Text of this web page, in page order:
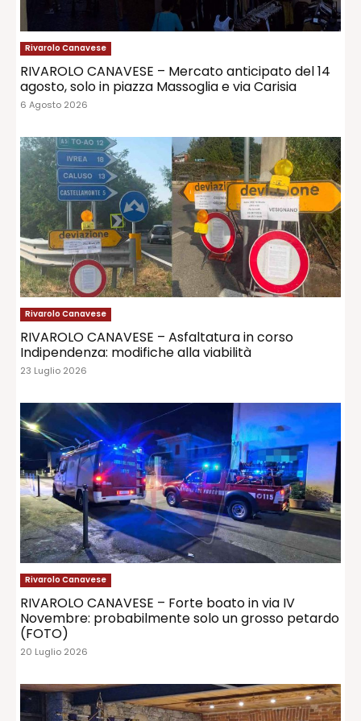
Rivarolo Canavese
RIVAROLO CANAVESE – Mercato anticipato del 14
agosto, solo in piazza Massoglia e via Carisia
6 Agosto 2026
Rivarolo Canavese
RIVAROLO CANAVESE – Asfaltatura in corso
Indipendenza: modifiche alla viabilità
23 Luglio 2026
Rivarolo Canavese
RIVAROLO CANAVESE – Forte boato in via IV
Novembre: probabilmente solo un grosso petardo
(FOTO)
20 Luglio 2026